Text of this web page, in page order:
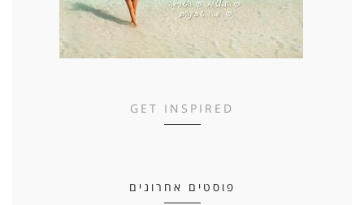
GET INSPIRED
פוסטים אחרונים